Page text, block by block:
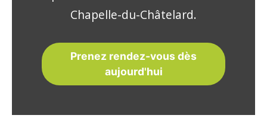
Chapelle-du-Châtelard.
Prenez rendez-vous dès
aujourd'hui